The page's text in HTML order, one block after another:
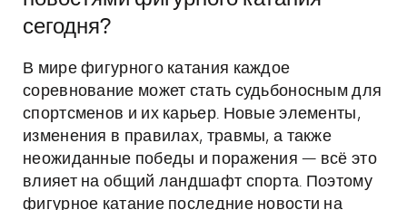
сегодня?
В мире фигурного катания каждое
соревнование может стать судьбоносным для
спортсменов и их карьер. Новые элементы,
изменения в правилах, травмы, а также
неожиданные победы и поражения — всё это
влияет на общий ландшафт спорта. Поэтому
фигурное катание последние новости на